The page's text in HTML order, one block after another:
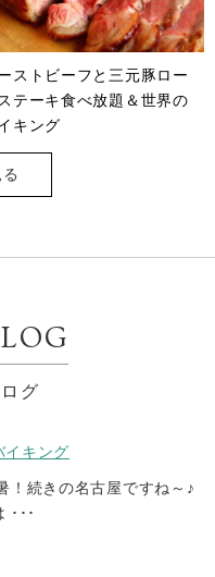
ストビーフと三元豚ロー
テーキ食べ放題＆世界の
キング
グ
イキング
！続きの名古屋ですね～♪
･･･